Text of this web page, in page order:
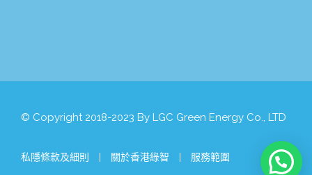
© Copyright 2018-2023 By LGC Green Energy Co., LTD
私隱條款及細則 關於香港綠智 服務範圍